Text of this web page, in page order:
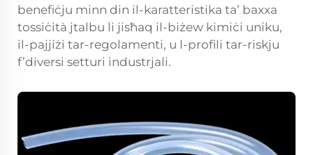
benefiċju minn din il-karatteristika ta’ baxxa
tossiċità jtalbu li jisħaq il-biżew kimiċi uniku,
il-pajjiżi tar-regolamenti, u l-profili tar-riskju
f’diversi setturi industrjali.